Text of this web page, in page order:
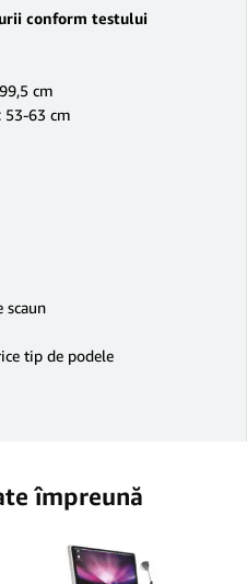
conform testului
cm
: 53-63 cm
scaun
tip de podele
împreună